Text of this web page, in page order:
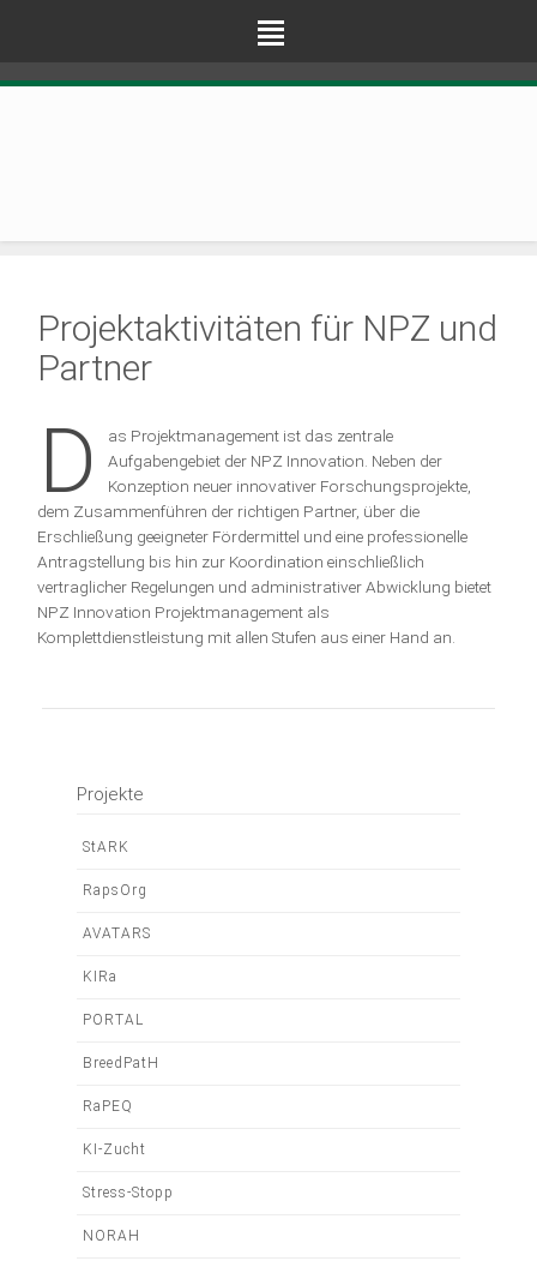
überspringen
Projektaktivitäten für NPZ und
Partner
D
as Projektmanagement ist das zentrale
Aufgabengebiet der NPZ Innovation. Neben der
Konzeption neuer innovativer Forschungsprojekte,
dem Zusammenführen der richtigen Partner, über die
Erschließung geeigneter Fördermittel und eine professionelle
Antragstellung bis hin zur Koordination einschließlich
vertraglicher Regelungen und administrativer Abwicklung bietet
NPZ Innovation Projektmanagement als
Komplettdienstleistung mit allen Stufen aus einer Hand an.
Projekte
Navigation
StARK
RapsOrg
AVATARS
KIRa
PORTAL
BreedPatH
RaPEQ
KI-Zucht
Stress-Stopp
NORAH